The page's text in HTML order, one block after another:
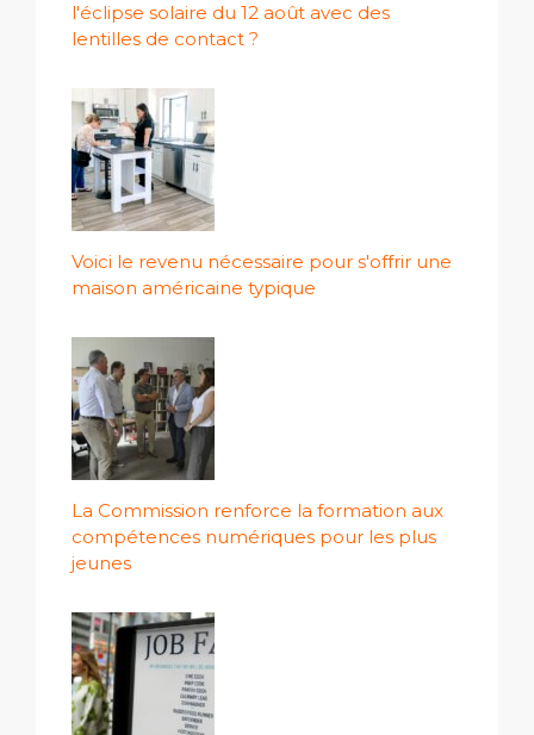
l'éclipse solaire du 12 août avec des
lentilles de contact ?
Voici le revenu nécessaire pour s'offrir une
maison américaine typique
La Commission renforce la formation aux
compétences numériques pour les plus
jeunes